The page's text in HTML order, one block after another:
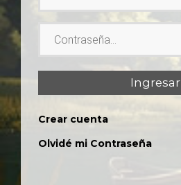
Contraseña
Ingresar
Crear cuenta
Olvidé mi Contraseña